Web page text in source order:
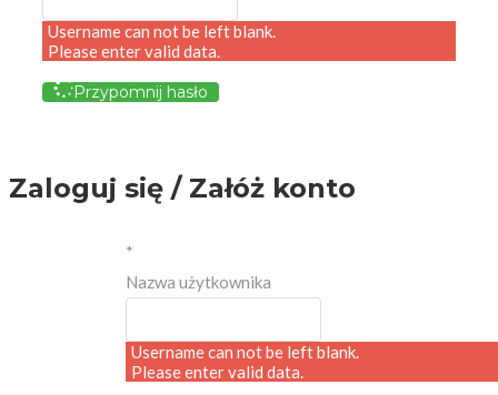
Username can not be left blank.
Please enter valid data.
Przypomnij hasło
Zaloguj się / Załóż konto
*
Nazwa użytkownika
Username can not be left blank.
Please enter valid data.